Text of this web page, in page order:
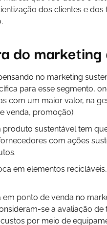
dos clientes e
do
no marketing
para esse segmento,
com um maior valor, na
venda, promoção).
produto sustentável tem
com ações
em elementos
em ponto de venda no
se a avaliação
por meio de